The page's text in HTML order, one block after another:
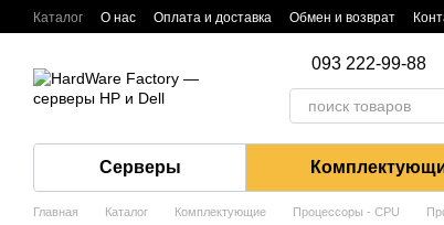
Перейти к основному контенту
Каталог О нас Оплата и доставка Обмен и возврат
093 222-99-88
Серверы
Главная Каталог Комплектующие Процессоры - CPU